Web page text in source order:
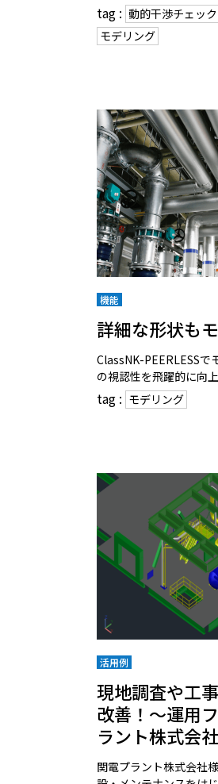
tag : 動的干渉チェック
モデリング
機能
詳細な形状も
ClassNK-PEERLESSで
の視認性を飛躍的に向
tag : モデリング
活用例
現地調査や工
改善！～運用
ラント株式会
関電プラント株式会社